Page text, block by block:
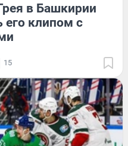
в Башкирии
его клипом с
15